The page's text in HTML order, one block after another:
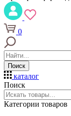
0
Поиск
каталог
Поиск
Категории товаров